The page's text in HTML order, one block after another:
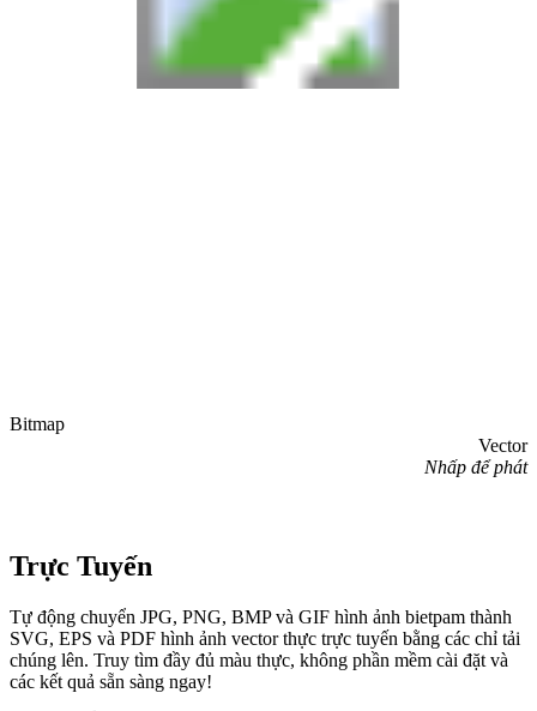
Bitmap
Vector
Nhấp để phát
Trực Tuyến
Tự động chuyển JPG, PNG, BMP và GIF hình ảnh bietpam thành
SVG, EPS và PDF hình ảnh vector thực trực tuyến bằng các chỉ tải
chúng lên. Truy tìm đầy đủ màu thực, không phần mềm cài đặt và
các kết quả sẵn sàng ngay!